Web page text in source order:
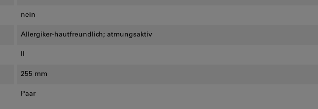
nein
Allergiker-hautfreundlich; atmungsaktiv
II
255 mm
Paar